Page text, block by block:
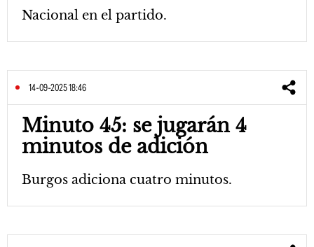
Nacional en el partido.
14-09-2025 18:46
Minuto 45: se jugarán 4
minutos de adición
Burgos adiciona cuatro minutos.